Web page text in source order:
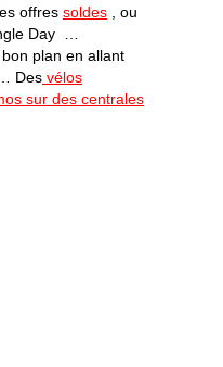
offres soldes , ou
Day …
plan en allant
Des vélos
sur des centrales